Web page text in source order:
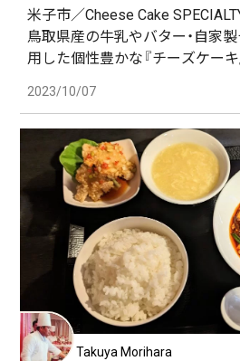
米子市／Cheese Cake
鳥取県産の牛乳やバター・自家
用した個性豊かな『チーズケーキ
2023/10/07
Takuya Morihara